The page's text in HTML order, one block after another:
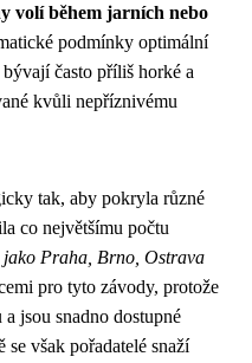
volí během jarních nebo
podmínky optimální
často příliš horké a
kvůli nepříznivému
tak, aby pokryla různé
co největšímu počtu
jako Praha, Brno, Ostrava
pro tyto závody, protože
jsou snadno dostupné
se však pořadatelé snaží